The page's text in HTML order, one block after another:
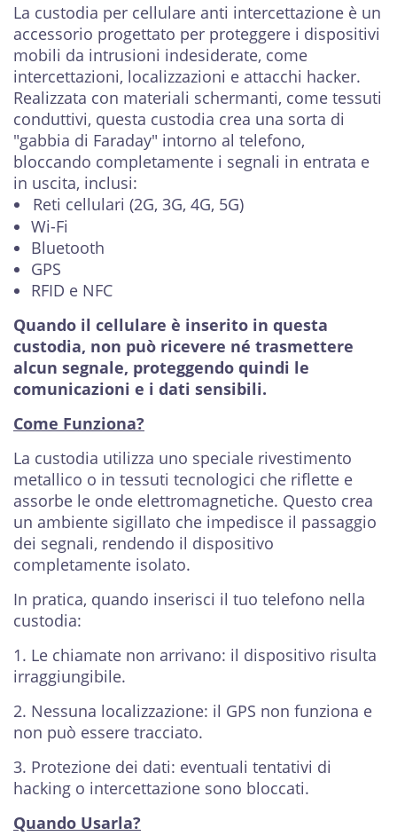
La custodia per cellulare anti intercettazione è un
accessorio progettato per proteggere i dispositivi
mobili da intrusioni indesiderate, come
intercettazioni, localizzazioni e attacchi hacker.
Realizzata con materiali schermanti, come tessuti
conduttivi, questa custodia crea una sorta di
"gabbia di Faraday" intorno al telefono,
bloccando completamente i segnali in entrata e
in uscita, inclusi:
Reti cellulari (2G, 3G, 4G, 5G)
Wi-Fi
Bluetooth
GPS
RFID e NFC
Quando il cellulare è inserito in questa
custodia, non può ricevere né trasmettere
alcun segnale, proteggendo quindi le
comunicazioni e i dati sensibili.
Come Funziona?
La custodia utilizza uno speciale rivestimento
metallico o in tessuti tecnologici che riflette e
assorbe le onde elettromagnetiche. Questo crea
un ambiente sigillato che impedisce il passaggio
dei segnali, rendendo il dispositivo
completamente isolato.
In pratica, quando inserisci il tuo telefono nella
custodia:
1. Le chiamate non arrivano: il dispositivo risulta
irraggiungibile.
2. Nessuna localizzazione: il GPS non funziona e
non può essere tracciato.
3. Protezione dei dati: eventuali tentativi di
hacking o intercettazione sono bloccati.
Quando Usarla?